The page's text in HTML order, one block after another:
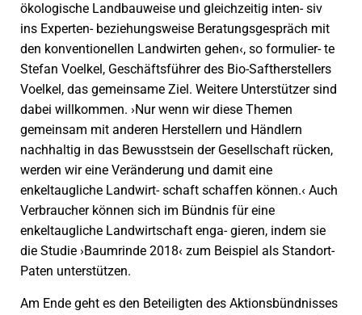
ökologische Landbauweise und gleichzeitig inten- siv
ins Experten- beziehungsweise Beratungsgespräch mit
den konventionellen Landwirten gehen‹, so formulier- te
Stefan Voelkel, Geschäftsführer des Bio-Saftherstellers
Voelkel, das gemeinsame Ziel. Weitere Unterstützer sind
dabei willkommen. ›Nur wenn wir diese Themen
gemeinsam mit anderen Herstellern und Händlern
nachhaltig in das Bewusstsein der Gesellschaft rücken,
werden wir eine Veränderung und damit eine
enkeltaugliche Landwirt- schaft schaffen können.‹ Auch
Verbraucher können sich im Bündnis für eine
enkeltaugliche Landwirtschaft enga- gieren, indem sie
die Studie ›Baumrinde 2018‹ zum Beispiel als Standort-
Paten unterstützen.
Am Ende geht es den Beteiligten des Aktionsbündnisses